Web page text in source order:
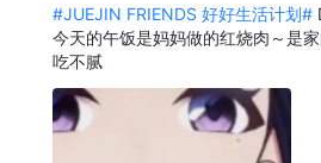
#JUEJIN FRIENDS 好好生活计划#
今天的午饭是妈妈做的红烧肉～是
吃不腻